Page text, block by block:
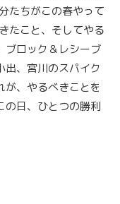
たちがこの春やって
きたこと、そしてやる
ブロック＆レシーブ
出、宮川のスパイク
、やるべきことを
の日、ひとつの勝利